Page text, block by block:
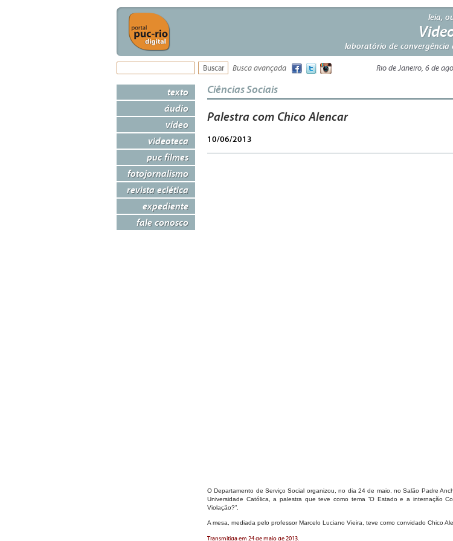
leia,
laboratório de convergência
Busca avançada Rio de Janeiro, 6 de
texto
áudio
vídeo
videoteca
puc filmes
fotojornalismo
revista eclética
expediente
fale conosco
Ciências Sociais
Palestra com Chico Alencar
10/06/2013
O Departamento de Serviço Social organizou, no dia 24 de maio, no Salão Padre
Universidade Católica, a palestra que teve como tema “O Estado e a internação
Violação?”.
A mesa, mediada pelo professor Marcelo Luciano Vieira, teve como convidado Chico
Transmitida em 24 de maio de 2013.